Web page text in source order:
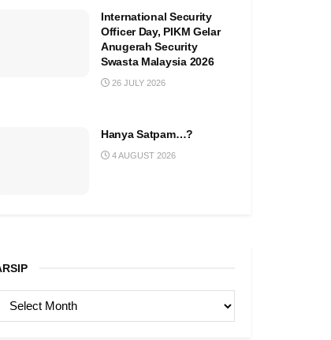
International Security
Officer Day, PIKM Gelar
Anugerah Security
Swasta Malaysia 2026
26 JULY 2026
Hanya Satpam…?
4 AUGUST 2026
ARSIP